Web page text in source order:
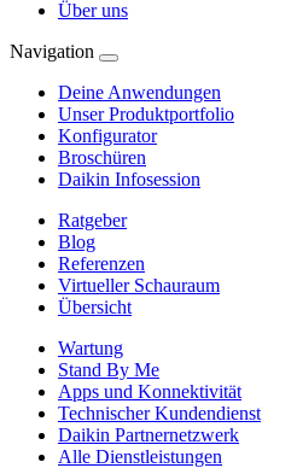
Über uns
Navigation
Deine Anwendungen
Unser Produktportfolio
Konfigurator
Broschüren
Daikin Infosession
Ratgeber
Blog
Referenzen
Virtueller Schauraum
Übersicht
Wartung
Stand By Me
Apps und Konnektivität
Technischer Kundendienst
Daikin Partnernetzwerk
Alle Dienstleistungen